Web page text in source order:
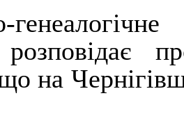
на